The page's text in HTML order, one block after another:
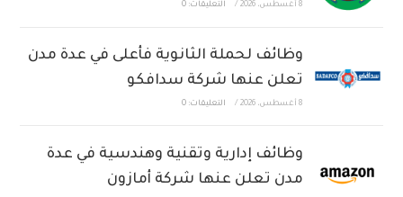
8 أغسطس، 2026 / التعليقات: 0
وظائف لحملة الثانوية فأعلى في عدة مدن
تعلن عنها شركة سدافكو
8 أغسطس، 2026 / التعليقات: 0
وظائف إدارية وتقنية وهندسية في عدة
مدن تعلن عنها شركة أمازون